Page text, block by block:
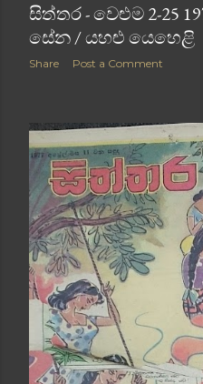
සිත්තර - වෙළුම 2-25
සේන / යහළු යෙහෙළි
Share Post a Comment